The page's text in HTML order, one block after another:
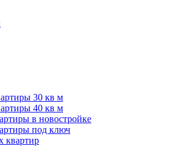
30 кв м
40 кв м
в новостройке
под ключ
квартир